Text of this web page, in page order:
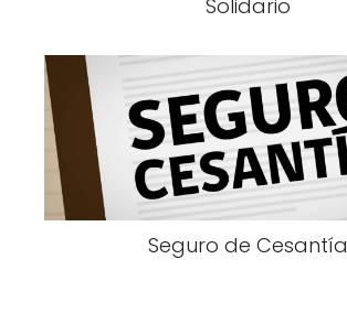
Solidario
Seguro de Cesantía